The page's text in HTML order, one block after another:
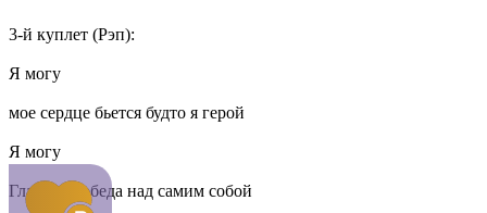
3-й куплет (Рэп):
Я могу
мое сердце бьется будто я герой
Я могу
Главная победа над самим собой